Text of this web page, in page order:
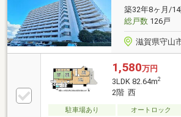
築32年8ヶ月/
総戸数126戸
滋賀県守山
1,580万円
3LDK 82.64m2
2階 西
駐車場あり オートロック